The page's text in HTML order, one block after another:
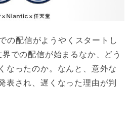
の配信がようやくスタートし
での配信が始まるなか、どう
なったのか。なんと、意外な
表され、遅くなった理由が判